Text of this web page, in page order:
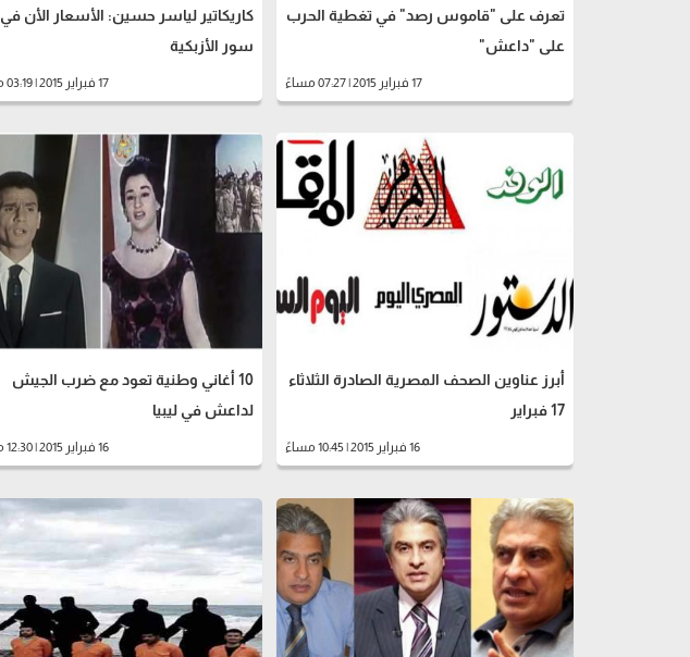
تعرف على "قاموس رصد" في تغطية الحرب
على "داعش"
17 فبراير 2015 | 07:27 مساءً
كاريكاتير لياسر حسين: الأسعار الأن في
سور الأزبكية
17 فبراير 2015 | 03:19 مساءً
أبرز عناوين الصحف المصرية الصادرة الثلاثاء
17 فبراير
16 فبراير 2015 | 10:45 مساءً
10 أغاني وطنية تعود مع ضرب الجيش
لداعش في ليبيا
16 فبراير 2015 | 12:30 مساءً